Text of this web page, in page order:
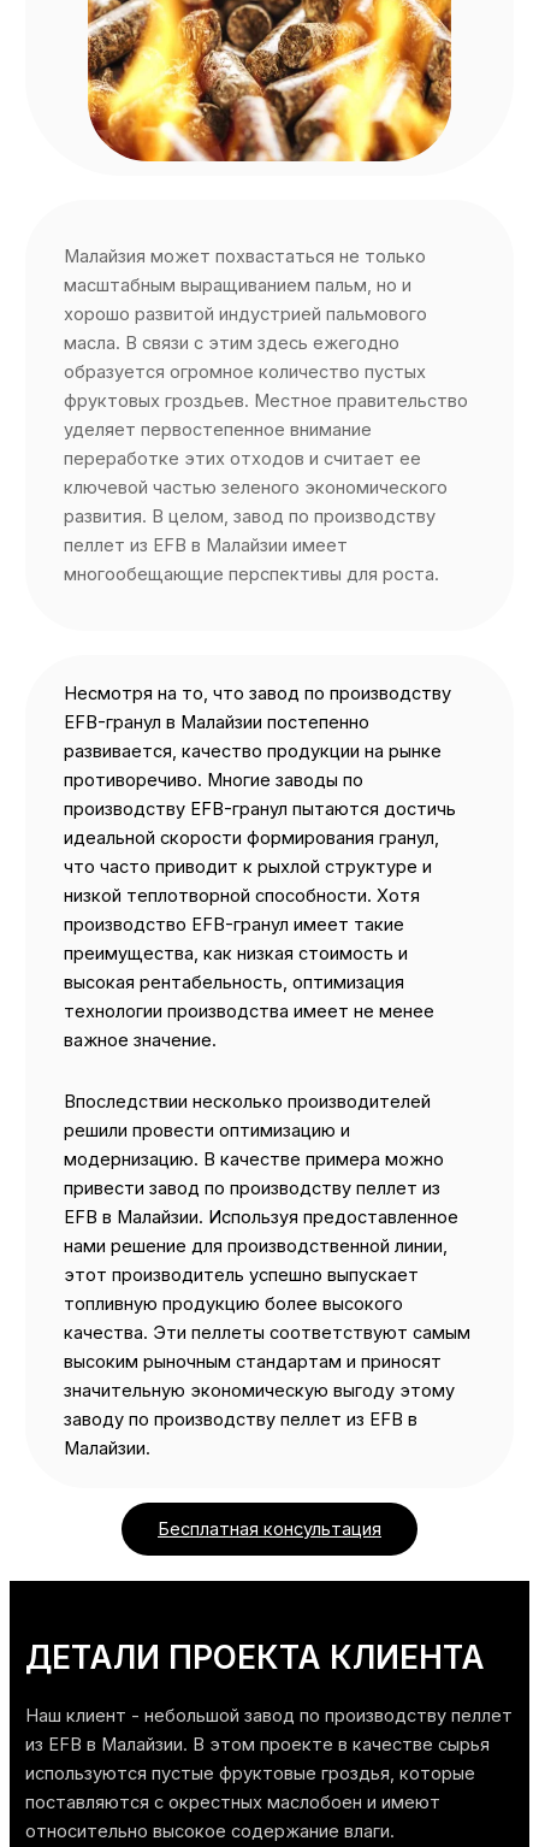
Малайзия может похвастаться не только
масштабным выращиванием пальм, но и
хорошо развитой индустрией пальмового
масла. В связи с этим здесь ежегодно
образуется огромное количество пустых
фруктовых гроздьев. Местное правительство
уделяет первостепенное внимание
переработке этих отходов и считает ее
ключевой частью зеленого экономического
развития. В целом, завод по производству
пеллет из EFB в Малайзии имеет
многообещающие перспективы для роста.
Несмотря на то, что завод по производству
EFB-гранул в Малайзии постепенно
развивается, качество продукции на рынке
противоречиво. Многие заводы по
производству EFB-гранул пытаются достичь
идеальной скорости формирования гранул,
что часто приводит к рыхлой структуре и
низкой теплотворной способности. Хотя
производство EFB-гранул имеет такие
преимущества, как низкая стоимость и
высокая рентабельность, оптимизация
технологии производства имеет не менее
важное значение.
Впоследствии несколько производителей
решили провести оптимизацию и
модернизацию. В качестве примера можно
привести завод по производству пеллет из
EFB в Малайзии. Используя предоставленное
нами решение для производственной линии,
этот производитель успешно выпускает
топливную продукцию более высокого
качества. Эти пеллеты соответствуют самым
высоким рыночным стандартам и приносят
значительную экономическую выгоду этому
заводу по производству пеллет из EFB в
Малайзии.
Бесплатная консультация
ДЕТАЛИ ПРОЕКТА КЛИЕНТА
Наш клиент - небольшой завод по производству пеллет
из EFB в Малайзии. В этом проекте в качестве сырья
используются пустые фруктовые гроздья, которые
поставляются с окрестных маслобоен и имеют
относительно высокое содержание влаги.